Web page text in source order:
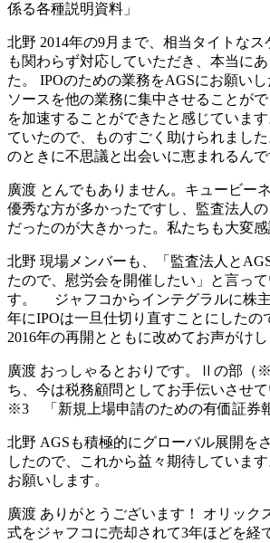
係る各種説明資料」
北野 2014年の9月まで、相当タイトな
も関わらず対応していただき、本当に
た。 IPOのための業務をAGSにお願い
ソースを他の業務に集中させることが
を加速することができたと感じていま
ていたので、ものすごく助けられまし
のときに不思議と出会いに恵まれるんで
廣渡 とんでもありません。キュービー
優秀な方が多かったですし、監査法人
だったのが大きかった。私たちも大変感
北野 現場メンバーも、「監査法人と
たので、慰労会を開催したい」と言っ
す。 ジャフコからインテグラルに株
年にIPOは一旦仕切り直すことにしたの
2016年の再開とともに改めてお声がけし
廣渡 おっしゃるとおりです。Ⅱの部（
ち、今は税務顧問としてお手伝いさせて
※3 「新規上場申請のための有価証券
北野 AGSも積極的にグローバル展開を
したので、これから益々期待していま
お願いします。
廣渡 ありがとうございます！ オリック
式をジャフコに売却されて3年ほどを経